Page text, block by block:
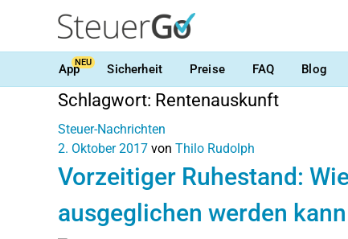
AppNEU Sicherheit Preise FAQ Blog
Schlagwort: Rentenauskunft
Steuer-Nachrichten
2. Oktober 2017 von Thilo Rudolph
Vorzeitiger Ruhestand:
ausgeglichen werden kann